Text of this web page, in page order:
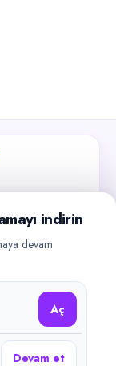
hızlıcaindirin
devam
Aç
Devam et